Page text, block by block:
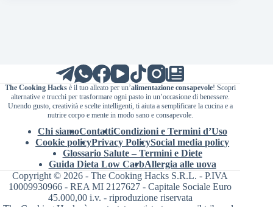
The Cooking Hacksè il tuo alleato per un’alimentazione consapevole! Scopri
alternative e trucchi per trasformare ogni pasto in un’occasione di benessere.
Unendo gusto, creatività e scelte intelligenti, ti aiuta a semplificare la cucina e a
nutrire corpo e mente in modo sano e consapevole.
Chi siamoContattiCondizioni e Termini d’Uso
Cookie policyPrivacy PolicySocial media policy
Glossario Salute – Termini e Diete
Guida Dieta Low CarbAllergia alle uova
Copyright © 2026 - The Cooking Hacks S.R.L. - P.IVA
10009930966 - REA MI 2127627 - Capitale Sociale Euro
45.000,00 i.v. - riproduzione riservata